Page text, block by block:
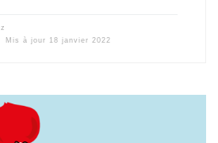
Mis à jour 18 janvier 2022